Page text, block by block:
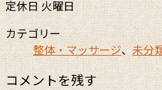
定休日 火曜日
カテゴリー
整体・マッサージ、未分
コメントを残す